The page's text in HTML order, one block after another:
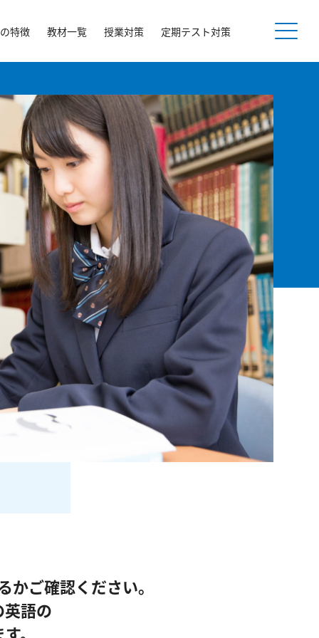
特徴 教材一覧 授業対策 定期テスト対策
ご確認ください。
語の
。